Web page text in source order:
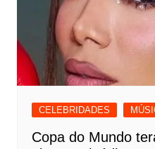
CELEBRIDADES
Copa do Mundo